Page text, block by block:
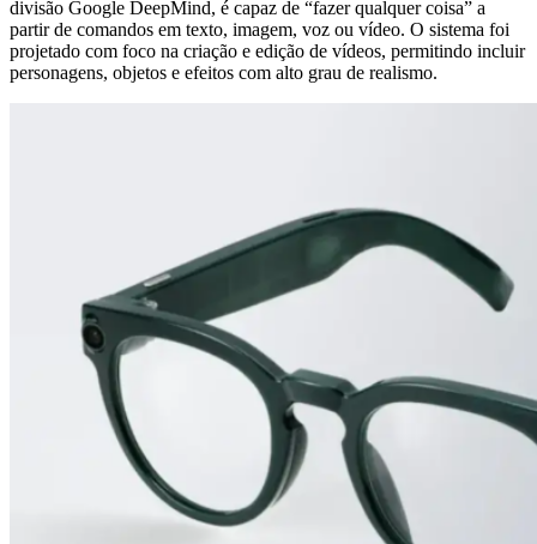
divisão Google DeepMind, é capaz de “fazer qualquer coisa” a
partir de comandos em texto, imagem, voz ou vídeo. O sistema foi
projetado com foco na criação e edição de vídeos, permitindo incluir
personagens, objetos e efeitos com alto grau de realismo.